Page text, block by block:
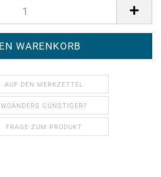
AUF DEN MERKZETTEL
WOANDERS GÜNSTIGER?
FRAGE ZUM PRODUKT